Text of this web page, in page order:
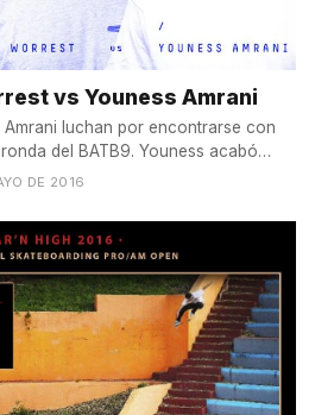
vs Youness Amrani
luchan por encontrarse con
del BATB9. Youness acabó
DE 2016